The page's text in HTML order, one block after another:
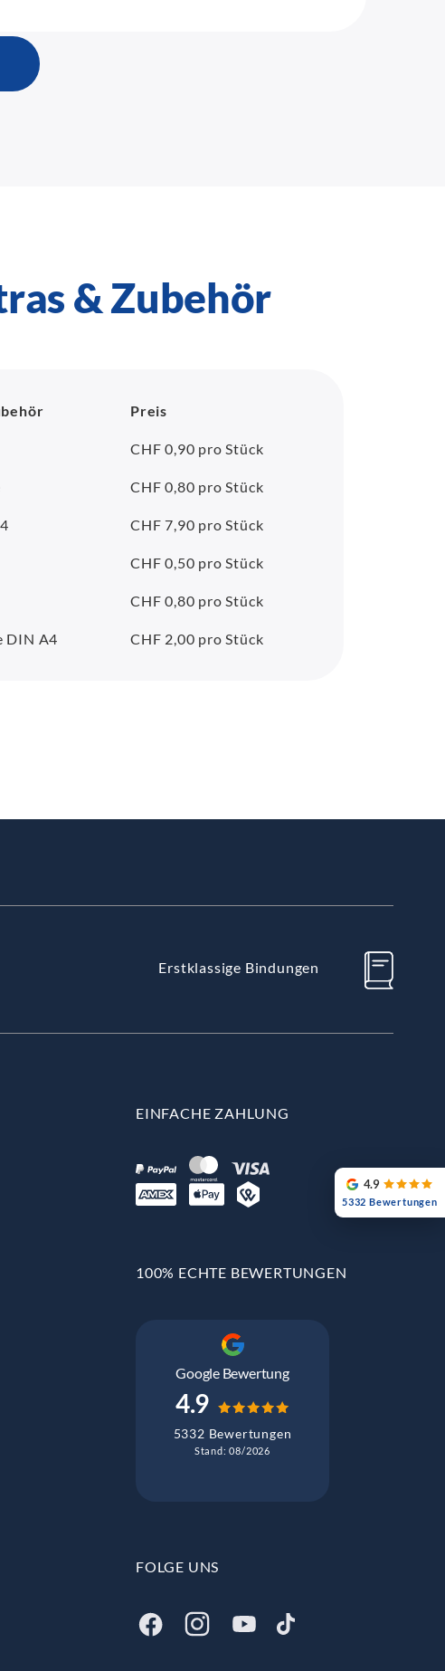
& Zubehör
Preis
CHF 0,90 pro Stück
CHF 0,80 pro Stück
CHF 7,90 pro Stück
CHF 0,50 pro Stück
CHF 0,80 pro Stück
DIN A4 CHF 2,00 pro Stück
Erstklassige Bindungen
EINFACHE ZAHLUNG
100% ECHTE BEWERTUNGEN
Google Bewertung
4.9
5332 Bewertungen
Stand: 08/2026
FOLGE UNS
4.9
5332 Bewertungen